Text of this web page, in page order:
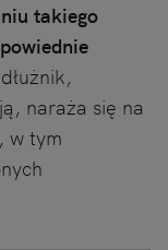
takiego
naraża się na
w tym